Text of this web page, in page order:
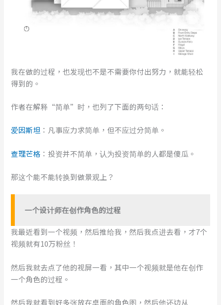
我在做的过程，也发现也不是不需要你付出努力，就能轻松
得到的。
作者在解释“简单”时，也列了下面的两句话：
爱因斯坦 ：凡事应力求简单，但不应过分简单。
查理芒格 ：投资并不简单，认为投资简单的人都是傻瓜。
那这个能不能转换到做景观上？
一个设计师在创作角色的过程
我最近看到一个视频，然后推给我，然后我点进去看，才7个
视频就有10万粉丝！
然后我就去点了他的视屏一看，其中一个视频就是他在创作
一个角色的过程。
然后我就看到好多张放在桌面的角色图，然后他还边从